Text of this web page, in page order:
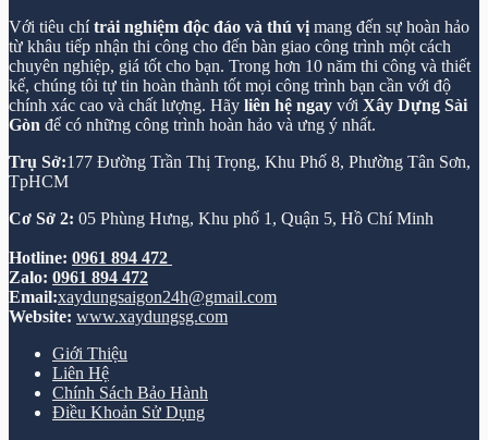
Với tiêu chítrải nghiệm độc đáo và thú vị mang đến sự hoàn hảo
từ khâu tiếp nhận thi công cho đến bàn giao công trình một cách
chuyên nghiệp, giá tốt cho bạn. Trong hơn 10 năm thi công và thiết
kế, chúng tôi tự tin hoàn thành tốt mọi công trình bạn cần với độ
chính xác cao và chất lượng. Hãy liên hệ ngay với Xây Dựng Sài
Gòn để có những công trình hoàn hảo và ưng ý nhất.
Trụ Sở:177 Đường Trần Thị Trọng, Khu Phố 8, Phường Tân Sơn,
TpHCM
Cơ Sở 2: 05 Phùng Hưng, Khu phố 1, Quận 5, Hồ Chí Minh
Hotline: 0961 894 472
Zalo: 0961 894 472
Email:xaydungsaigon24h@gmail.com
Website: www.xaydungsg.com
Giới Thiệu
Liên Hệ
Chính Sách Bảo Hành
Điều Khoản Sử Dụng